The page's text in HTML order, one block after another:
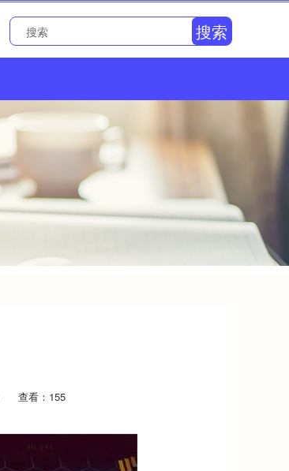
搜索
查看：155